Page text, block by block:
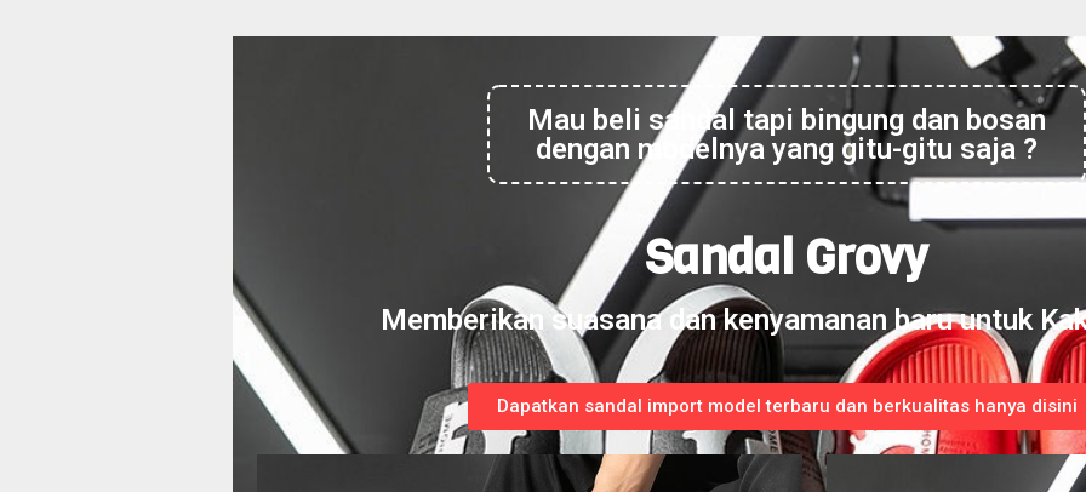
Mau beli sandal tapi bingung dan bosan
dengan modelnya yang gitu-gitu saja ?
Sandal Grovy
Memberikan suasana dan kenyamanan baru untuk
Dapatkan sandal import model terbaru dan berkualitas hanya disini